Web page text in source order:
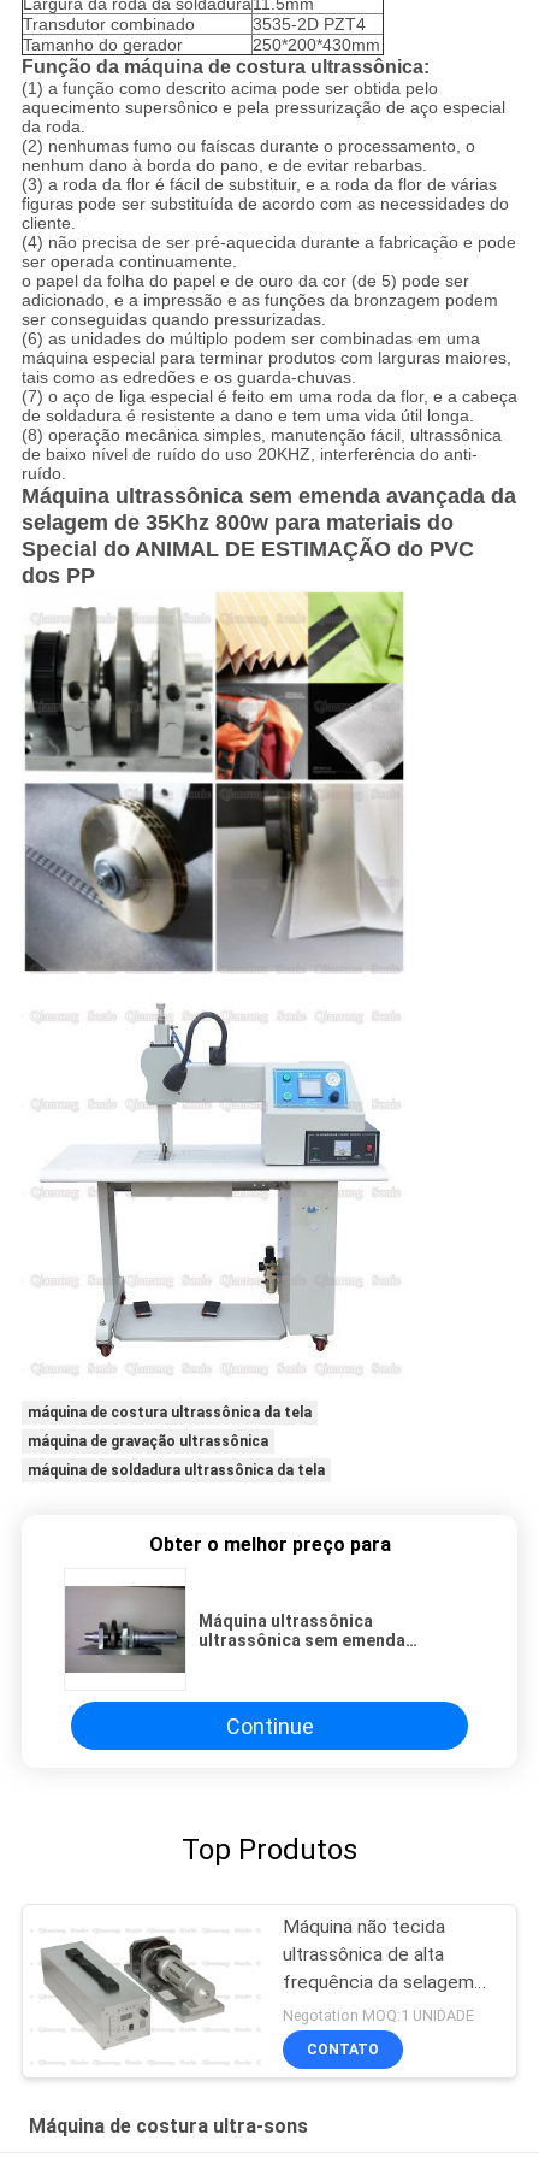
Largura da roda da soldadura11.5mm
Transdutor combinado
3535-2D PZT4
Tamanho do gerador
250*200*430mm
Função da máquina de costura ultrassônica:
(1) a função como descrito acima pode ser obtida pelo
aquecimento supersônico e pela pressurização de aço especial
da roda.
(2) nenhumas fumo ou faíscas durante o processamento, o
nenhum dano à borda do pano, e de evitar rebarbas.
(3) a roda da flor é fácil de substituir, e a roda da flor de várias
figuras pode ser substituída de acordo com as necessidades do
cliente.
(4) não precisa de ser pré-aquecida durante a fabricação e pode
ser operada continuamente.
o papel da folha do papel e de ouro da cor (de 5) pode ser
adicionado, e a impressão e as funções da bronzagem podem
ser conseguidas quando pressurizadas.
(6) as unidades do múltiplo podem ser combinadas em uma
máquina especial para terminar produtos com larguras maiores,
tais como as edredões e os guarda-chuvas.
(7) o aço de liga especial é feito em uma roda da flor, e a cabeça
de soldadura é resistente a dano e tem uma vida útil longa.
(8) operação mecânica simples, manutenção fácil, ultrassônica
de baixo nível de ruído do uso 20KHZ, interferência do anti-
ruído.
Máquina ultrassônica sem emenda avançada da
selagem de 35Khz 800w para materiais do
Special do ANIMAL DE ESTIMAÇÃO do PVC
dos PP
máquina de costura ultrassônica da tela
máquina de gravação ultrassônica
máquina de soldadura ultrassônica da tela
Obter o melhor preço para
Máquina ultrassônica
ultrassônica sem emenda
Continue
Top Produtos
Máquina não tecida
ultrassônica de alta
frequência da selagem
do saco
Negotation MOQ:1 UNIDADE
CONTATO
Máquina de costura ultra-sons